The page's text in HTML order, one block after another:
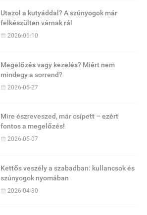
Utazol a kutyáddal? A szúnyogok már
felkészülten várnak rá!
2026-06-10
Megelőzés vagy kezelés? Miért nem
mindegy a sorrend?
2026-05-27
Mire észreveszed, már csípett – ezért
fontos a megelőzés!
2026-05-07
Kettős veszély a szabadban: kullancsok és
szúnyogok nyomában
2026-04-30